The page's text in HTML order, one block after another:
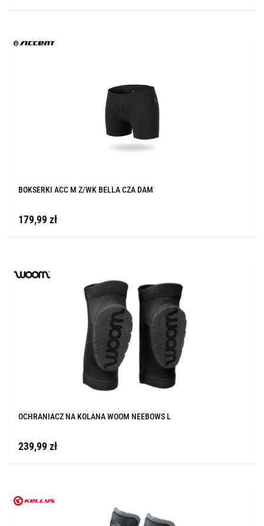
BOKSERKI ACC M Z/WK BELLA CZA DAM
179,99 zł
OCHRANIACZ NA KOLANA WOOM NEEBOWS L
239,99 zł